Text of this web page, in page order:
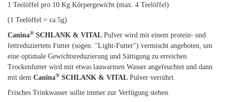
1 Teelöffel pro 10 Kg Körpergewicht (max. 4 Teelöffel)
(1 Teelöffel = ca.5g)
Canina® SCHLANK & VITAL Pulver wird mit einem protein- und
fettreduziertem Futter (sogen. "Light-Futter") vermischt angeboten, um
eine optimale Gewichtsreduzierung und Sättigung zu erreichen.
Trockenfutter wird mit etwas lauwarmen Wasser angefeuchtet und dann
mit dem Canina® SCHLANK & VITAL Pulver verrührt.
Frisches Trinkwasser sollte immer zur Verfügung stehen.